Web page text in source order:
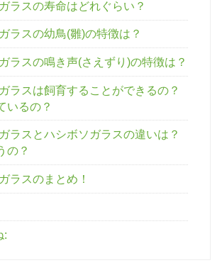
ラスの寿命はどれぐらい？
ラスの幼鳥(雛)の特徴は？
ラスの鳴き声(さえずり)の特徴は？
ラスは飼育することができるの？
いるの？
ラスとハシボソガラスの違いは？
の？
ラスのまとめ！
: